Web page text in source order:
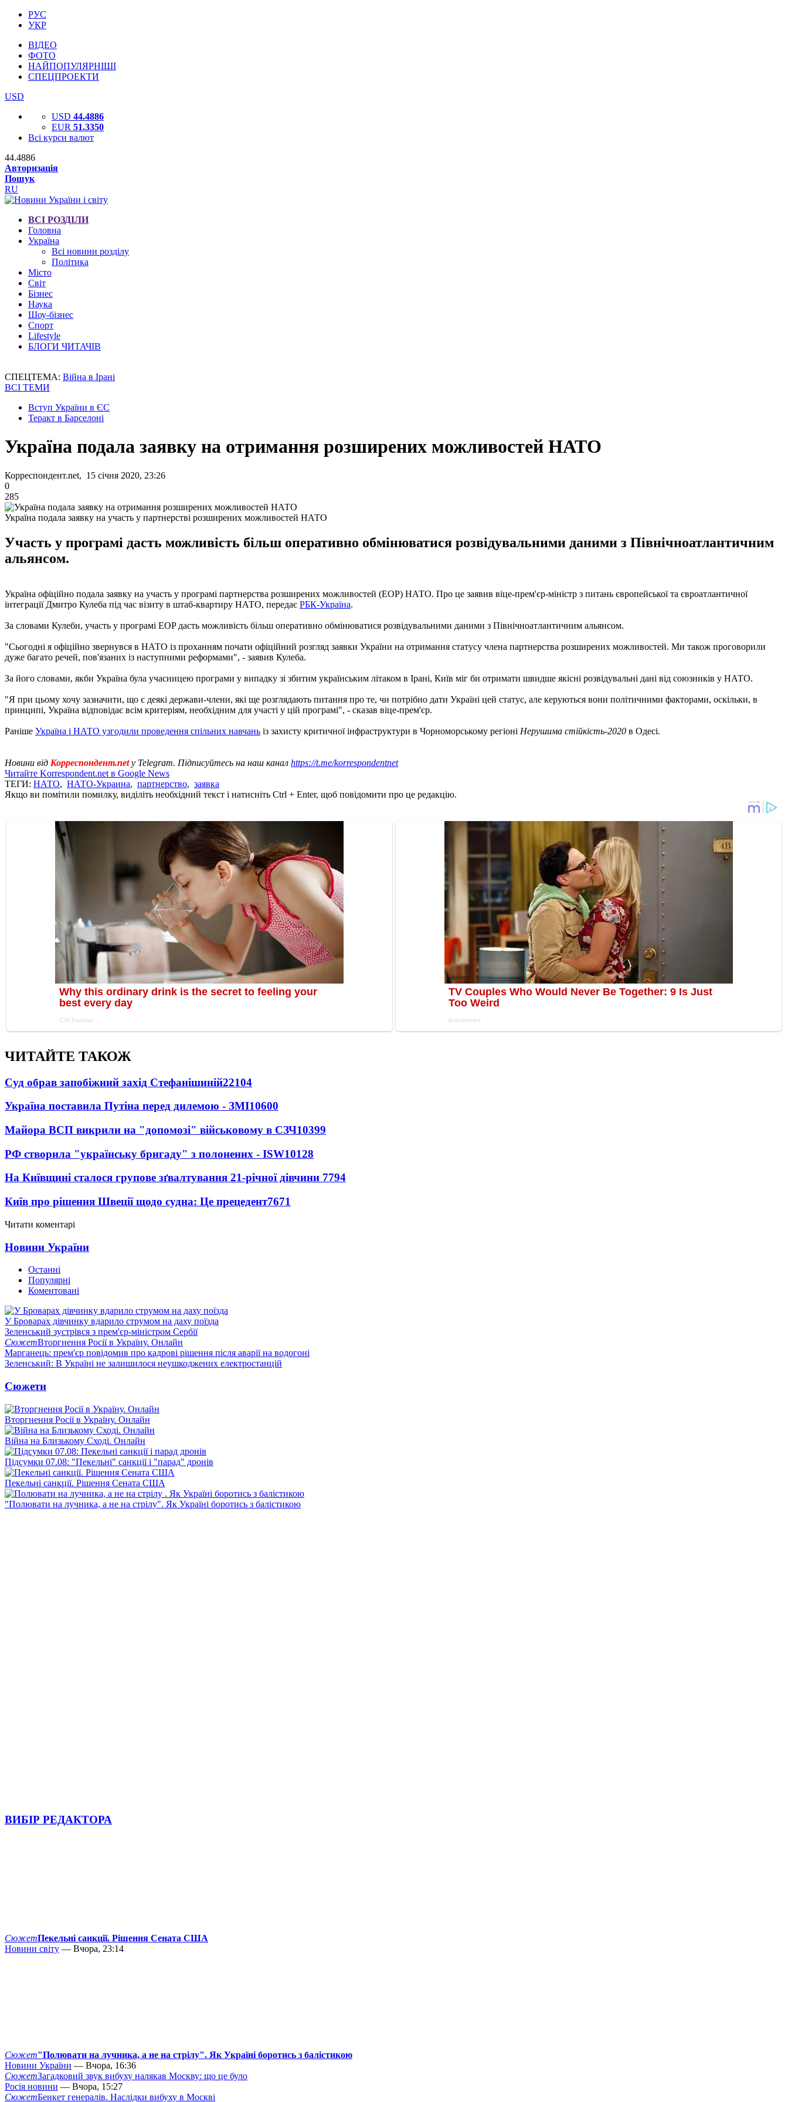
РУС
УКР
ВІДЕО
ФОТО
НАЙПОПУЛЯРНІШІ
СПЕЦПРОЕКТИ
USD
USD 44.4886
EUR 51.3350
Всі курси валют
44.4886
Авторизація
Пошук
RU
ВСІ РОЗДІЛИ
Головна
Україна
Всі новини розділу
Політика
Місто
Світ
Бізнес
Наука
Шоу-бізнес
Спорт
Lifestyle
БЛОГИ ЧИТАЧІВ
СПЕЦТЕМА: Війна в Ірані
ВСІ ТЕМИ
Вступ України в ЄС
Теракт в Барселоні
Україна подала заявку на отримання розширених можливостей НАТО
Корреспондент.net, 15 січня 2020, 23:26
0
285
Україна подала заявку на участь у партнерстві розширених можливостей НАТО
Участь у програмі дасть можливість більш оперативно обмінюватися розвідувальними даними з Північноатлантичним
альянсом.
Україна офіційно подала заявку на участь у програмі партнерства розширених можливостей (EOP) НАТО. Про це заявив віце-прем'єр-міністр з питань європейської та євроатлантичної
інтеграції Дмитро Кулеба під час візиту в штаб-квартиру НАТО, передає РБК-Україна.
За словами Кулеби, участь у програмі EOP дасть можливість більш оперативно обмінюватися розвідувальними даними з Північноатлантичним альянсом.
"Сьогодні я офіційно звернувся в НАТО із проханням почати офіційний розгляд заявки України на отримання статусу члена партнерства розширених можливостей. Ми також проговорили
дуже багато речей, пов'язаних із наступними реформами", - заявив Кулеба.
За його словами, якби Україна була учасницею програми у випадку зі збитим українським літаком в Ірані, Київ міг би отримати швидше якісні розвідувальні дані від союзників у НАТО.
"Я при цьому хочу зазначити, що є деякі держави-члени, які ще розглядають питання про те, чи потрібно дати Україні цей статус, але керуються вони політичними факторами, оскільки, в
принципі, Україна відповідає всім критеріям, необхідним для участі у цій програмі", - сказав віце-прем'єр.
Раніше Україна і НАТО узгодили проведення спільних навчань із захисту критичної інфраструктури в Чорноморському регіоні Нерушима стійкість-2020 в Одесі.
Новини від Корреспондент.net у Telegram. Підписуйтесь на наш канал https://t.me/korrespondentnet
Читайте Korrespondent.net в Google News
ТЕГИ: НАТО, НАТО-Украина, партнерство, заявка
Якщо ви помітили помилку, виділіть необхідний текст і натисніть Ctrl + Enter, щоб повідомити про це редакцію.
ЧИТАЙТЕ ТАКОЖ
Суд обрав запобіжний захід Стефанішиній22104
Україна поставила Путіна перед дилемою - ЗМІ10600
Майора ВСП викрили на "допомозі" військовому в СЗЧ10399
РФ створила "українську бригаду" з полонених - ISW10128
На Київщині сталося групове зґвалтування 21-річної дівчини 7794
Київ про рішення Швеції щодо судна: Це прецедент7671
Читати коментарі
Новини України
Останні
Популярні
Коментовані
У Броварах дівчинку вдарило струмом на даху поїзда
Зеленський зустрівся з прем'єр-міністром Сербії
СюжетВторгнення Росії в Україну. Онлайн
Марганець: прем'єр повідомив про кадрові рішення після аварії на водогоні
Зеленський: В Україні не залишилося неушкоджених електростанцій
Сюжети
Вторгнення Росії в Україну. Онлайн
Війна на Близькому Сході. Онлайн
Підсумки 07.08: "Пекельні" санкції і "парад" дронів
Пекельні санкції. Рішення Сената США
"Полювати на лучника, а не на стрілу". Як Україні боротись з балістикою
ВИБІР РЕДАКТОРА
СюжетПекельні санкції. Рішення Сената США
Новини світу — Вчора, 23:14
Сюжет"Полювати на лучника, а не на стрілу". Як Україні боротись з балістикою
Новини України — Вчора, 16:36
СюжетЗагадковий звук вибуху налякав Москву: що це було
Росія новини — Вчора, 15:27
СюжетБенкет генералів. Наслідки вибуху в Москві